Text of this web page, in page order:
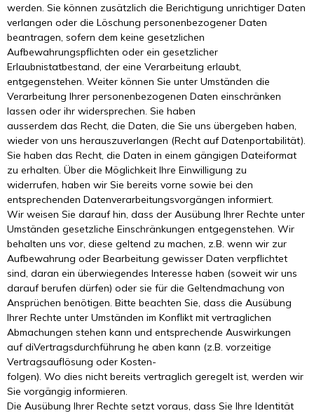
werden. Sie können zusätzlich die Berichtigung unrichtiger Daten
verlangen oder die Löschung personenbezogener Daten
beantragen, sofern dem keine gesetzlichen
Aufbewahrungspflichten oder ein gesetzlicher
Erlaubnistatbestand, der eine Verarbeitung erlaubt,
entgegenstehen. Weiter können Sie unter Umständen die
Verarbeitung Ihrer personenbezogenen Daten einschränken
lassen oder ihr widersprechen. Sie haben
ausserdem das Recht, die Daten, die Sie uns übergeben haben,
wieder von uns herauszuverlangen (Recht auf Datenportabilität).
Sie haben das Recht, die Daten in einem gängigen Dateiformat
zu erhalten. Über die Möglichkeit Ihre Einwilligung zu
widerrufen, haben wir Sie bereits vorne sowie bei den
entsprechenden Datenverarbeitungsvorgängen informiert.
Wir weisen Sie darauf hin, dass der Ausübung Ihrer Rechte unter
Umständen gesetzliche Einschränkungen entgegenstehen. Wir
behalten uns vor, diese geltend zu machen, z.B. wenn wir zur
Aufbewahrung oder Bearbeitung gewisser Daten verpflichtet
sind, daran ein überwiegendes Interesse haben (soweit wir uns
darauf berufen dürfen) oder sie für die Geltendmachung von
Ansprüchen benötigen. Bitte beachten Sie, dass die Ausübung
Ihrer Rechte unter Umständen im Konflikt mit vertraglichen
Abmachungen stehen kann und entsprechende Auswirkungen
auf diVertragsdurchführung he aben kann (z.B. vorzeitige
Vertragsauflösung oder Kosten-
folgen). Wo dies nicht bereits vertraglich geregelt ist, werden wir
Sie vorgängig informieren.
Die Ausübung Ihrer Rechte setzt voraus, dass Sie Ihre Identität